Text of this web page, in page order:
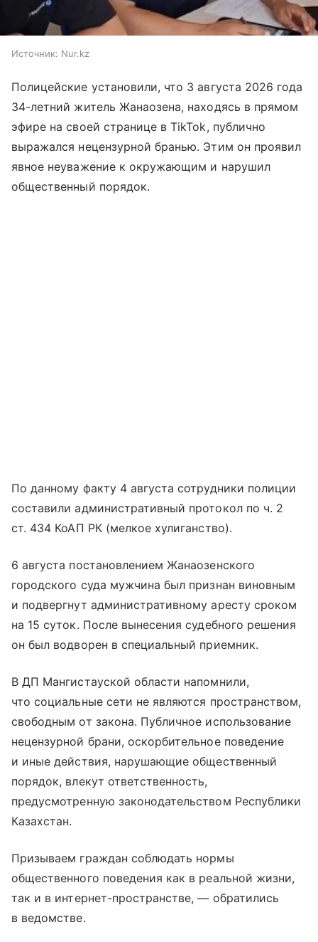
Источник: Nur.kz
Полицейские установили, что 3 августа 2026 года
34-летний житель Жанаозена, находясь в прямом
эфире на своей странице в TikTok, публично
выражался нецензурной бранью. Этим он проявил
явное неуважение к окружающим и нарушил
общественный порядок.
По данному факту 4 августа сотрудники полиции
составили административный протокол по ч. 2
ст. 434 КоАП РК (мелкое хулиганство).
6 августа постановлением Жанаозенского
городского суда мужчина был признан виновным
и подвергнут административному аресту сроком
на 15 суток. После вынесения судебного решения
он был водворен в специальный приемник.
В ДП Мангистауской области напомнили,
что социальные сети не являются пространством,
свободным от закона. Публичное использование
нецензурной брани, оскорбительное поведение
и иные действия, нарушающие общественный
порядок, влекут ответственность,
предусмотренную законодательством Республики
Казахстан.
Призываем граждан соблюдать нормы
общественного поведения как в реальной жизни,
так и в интернет-пространстве, — обратились
в ведомстве.